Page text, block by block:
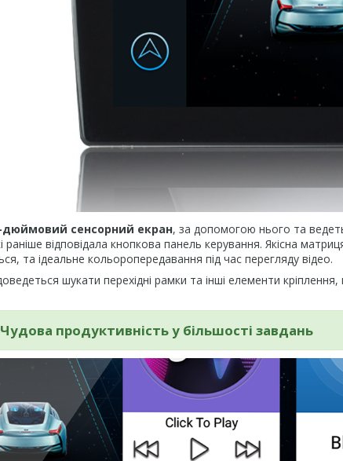
дюймовий сенсорний екран, за допомогою нього та
відповідала кнопкова панель керування. Якісна
та ідеальне кольоропередавання під час перегляду відео.
шукати перехідні рамки та інші елементи
Чудова продуктивність у більшості завдань